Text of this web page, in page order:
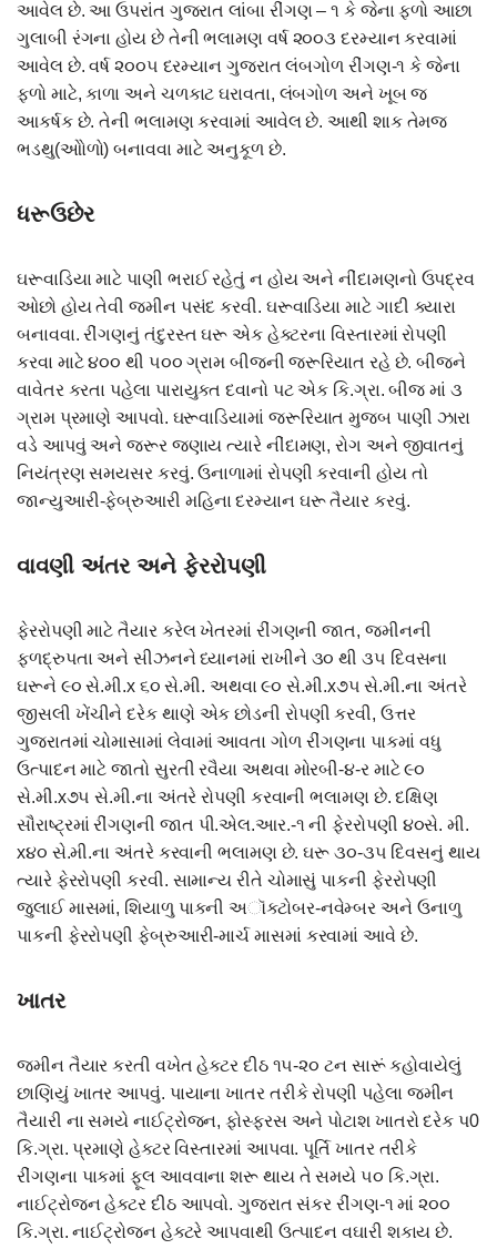
આવેલ છે. આ ઉપરાંત ગુજરાત લાંબા રીંગણ – ૧ કે જેના ફળો આછા
ગુલાબી રંગના હોય છે તેની ભલામણ વર્ષ ૨૦૦૩ દરમ્યાન કરવામાં
આવેલ છે. વર્ષ ૨૦૦૫ દરમ્યાન ગુજરાત લંબગોળ રીંગણ-૧ કે જેના
ફળો માટે, કાળા અને ચળકાટ ઘરાવતા, લંબગોળ અને ખૂબ જ
આકર્ષક છે. તેની ભલામણ કરવામાં આવેલ છે. આથી શાક તેમજ
ભડથુ(ઓોળો) બનાવવા માટે અનુકૂળ છે.
ધરૂઉછેર
ઘરૂવાડિયા માટે પાણી ભરાઈ રહેતું ન હોય અને નીંદામણનો ઉપદ્રવ
ઓછો હોય તેવી જમીન પસંદ કરવી. ઘરૂવાડિયા માટે ગાદી ક્યારા
બનાવવા. રીંગણનું તંદુરસ્ત ઘરૂ એક હેક્ટરના વિસ્તારમાં રોપણી
કરવા માટે ૪૦૦ થી ૫૦૦ ગ્રામ બીજની જરૂરિયાત રહે છે. બીજને
વાવેતર કરતા પહેલા પારાયુક્ત દવાનો પટ એક કિ.ગ્રા. બીજ માં ૩
ગ્રામ પ્રમાણે આપવો. ઘરૂવાડિયામાં જરૂરિયાત મુજબ પાણી ઝારા
વડે આપવું અને જરૂર જણાય ત્યારે નીંદામણ, રોગ અને જીવાતનું
નિયંત્રણ સમયસર કરવું. ઉનાળામાં રોપણી કરવાની હોય તો
જાન્યુઆરી-ફેબ્રુઆરી મહિના દરમ્યાન ઘરૂ તૈયાર કરવું.
વાવણી અંતર અને ફેરરોપણી
ફેરરોપણી માટે તૈયાર કરેલ ખેતરમાં રીંગણની જાત, જમીનની
ફળદ્રુપતા અને સીઝનને ધ્યાનમાં રાખીને ૩૦ થી ૩૫ દિવસના
ઘરૂને ૯૦ સે.મી.x ૬૦ સે.મી. અથવા ૯૦ સે.મી.x૭૫ સે.મી.ના અંતરે
જીસલી ખેંચીને દરેક થાણે એક છોડની રોપણી કરવી, ઉત્તર
ગુજરાતમાં ચોમાસામાં લેવામાં આવતા ગોળ રીંગણના પાકમાં વધુ
ઉત્પાદન માટે જાતો સુરતી રવૈયા અથવા મોરબી-૪-ર માટે ૯૦
સે.મી.x૭૫ સે.મી.ના અંતરે રોપણી કરવાની ભલામણ છે. દક્ષિણ
સૌરાષ્ટ્રમાં રીંગણની જાત પી.એલ.આર.-૧ ની ફેરરોપણી ૪૦સે. મી.
x૪૦ સે.મી.ના અંતરે કરવાની ભલામણ છે. ઘરૂ ૩૦-૩૫ દિવસનું થાય
ત્યારે ફેરરોપણી કરવી. સામાન્ય રીતે ચોમાસું પાકની ફેરરોપણી
જુલાઈ માસમાં, શિયાળુ પાકની અૉક્ટોબર-નવેમ્બર અને ઉનાળુ
પાકની ફેરરોપણી ફેબ્રુઆરી-માર્ચ માસમાં કરવામાં આવે છે.
ખાતર
જમીન તૈયાર કરતી વખેત હેક્ટર દીઠ ૧૫-૨૦ ટન સારૂં કહોવાયેલું
છાણિયું ખાતર આપવું. પાયાના ખાતર તરીકે રોપણી પહેલા જમીન
તૈયારી ના સમયે નાઈટ્રોજન, ફોસ્ફરસ અને પોટાશ ખાતરો દરેક પ0
કિ.ગ્રા. પ્રમાણે હેક્ટર વિસ્તારમાં આપવા. પૂર્તિ ખાતર તરીકે
રીંગણના પાકમાં ફૂલ આવવાના શરૂ થાય તે સમયે ૫૦ કિ.ગ્રા.
નાઈટ્રોજન હેક્ટર દીઠ આપવો. ગુજરાત સંકર રીંગણ-૧ માં ૨૦૦
કિ.ગ્રા. નાઈટ્રોજન હેક્ટરે આપવાથી ઉત્પાદન વઘારી શકાય છે.